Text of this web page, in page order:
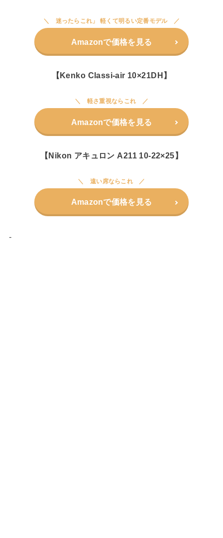
迷ったらこれ」 軽くて明るい定番モデル
Amazonで価格を見る
【Kenko Classi-air 10×21DH】
軽さ重視ならこれ
Amazonで価格を見る
【Nikon アキュロン A211 10-22×25】
遠い席ならこれ
Amazonで価格を見る
-